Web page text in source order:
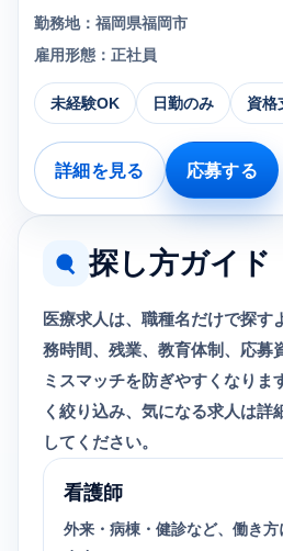
勤務地：福岡県福岡市
雇用形態：正社員
未経験OK 日勤のみ 資格
詳細を見る 応募する
探し方ガイド
医療求人は、職種名だけで探す
務時間、残業、教育体制、応募
ミスマッチを防ぎやすくなりま
く絞り込み、気になる求人は詳
してください。
看護師
外来・病棟・健診など、働き